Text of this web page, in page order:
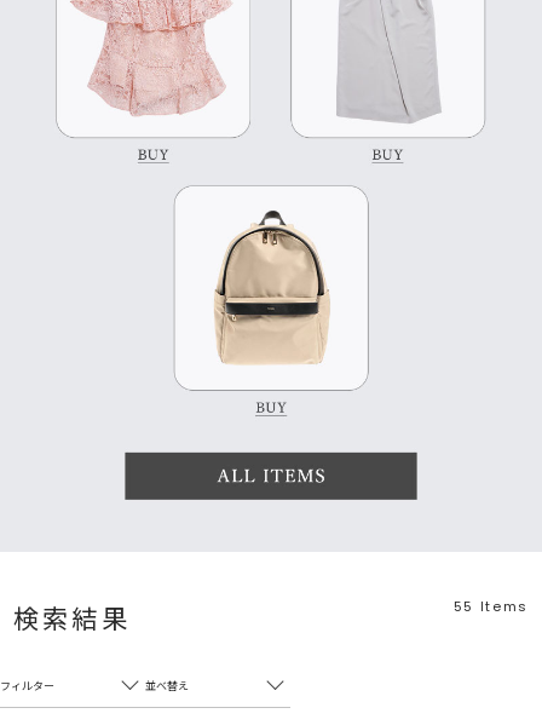
検索結果 55 Items
フィルター 並べ替え